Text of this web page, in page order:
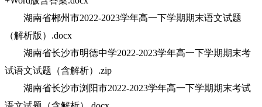
湖南省郴州市2022-2023学年高一下学期期末语文试题
（解析版）.docx
湖南省长沙市明德中学2022-2023学年高一下学期期末考
试语文试题（含解析）.zip
湖南省长沙市浏阳市2022-2023学年高一下学期期末考试